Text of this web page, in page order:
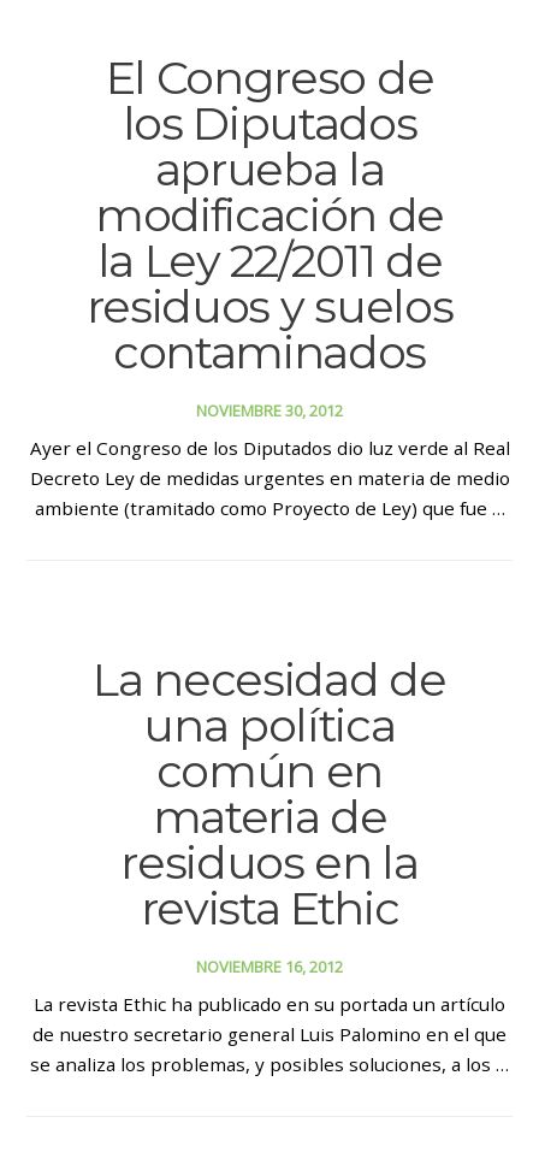
El Congreso de
los Diputados
aprueba la
modificación de
la Ley 22/2011 de
residuos y suelos
contaminados
NOVIEMBRE 30, 2012
Ayer el Congreso de los Diputados dio luz verde al Real
Decreto Ley de medidas urgentes en materia de medio
ambiente (tramitado como Proyecto de Ley) que fue …
La necesidad de
una política
común en
materia de
residuos en la
revista Ethic
NOVIEMBRE 16, 2012
La revista Ethic ha publicado en su portada un artículo
de nuestro secretario general Luis Palomino en el que
se analiza los problemas, y posibles soluciones, a los …